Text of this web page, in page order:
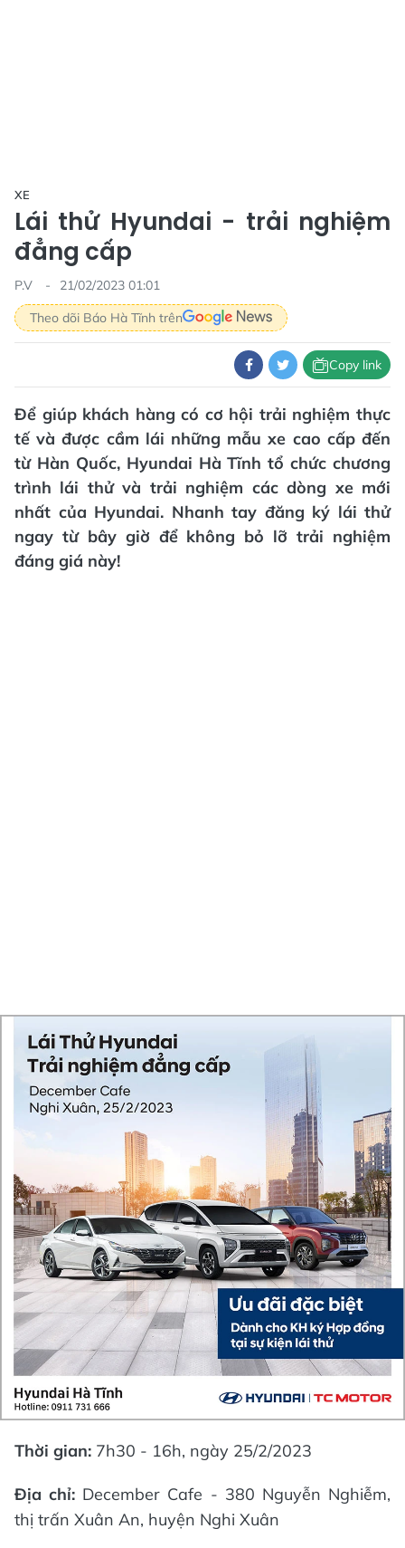
XE
Lái thử Hyundai - trải nghiệm
đẳng cấp
P.V
21/02/2023 01:01
Theo dõi Báo Hà Tĩnh trên
Copy link
Để giúp khách hàng có cơ hội trải nghiệm thực
tế và được cầm lái những mẫu xe cao cấp đến
từ Hàn Quốc, Hyundai Hà Tĩnh tổ chức chương
trình lái thử và trải nghiệm các dòng xe mới
nhất của Hyundai. Nhanh tay đăng ký lái thử
ngay từ bây giờ để không bỏ lỡ trải nghiệm
đáng giá này!
Thời gian: 7h30 - 16h, ngày 25/2/2023
Địa chỉ: December Cafe - 380 Nguyễn Nghiễm,
thị trấn Xuân An, huyện Nghi Xuân